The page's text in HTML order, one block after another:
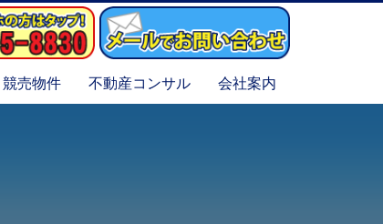
競売物件 不動産コンサル 会社案内